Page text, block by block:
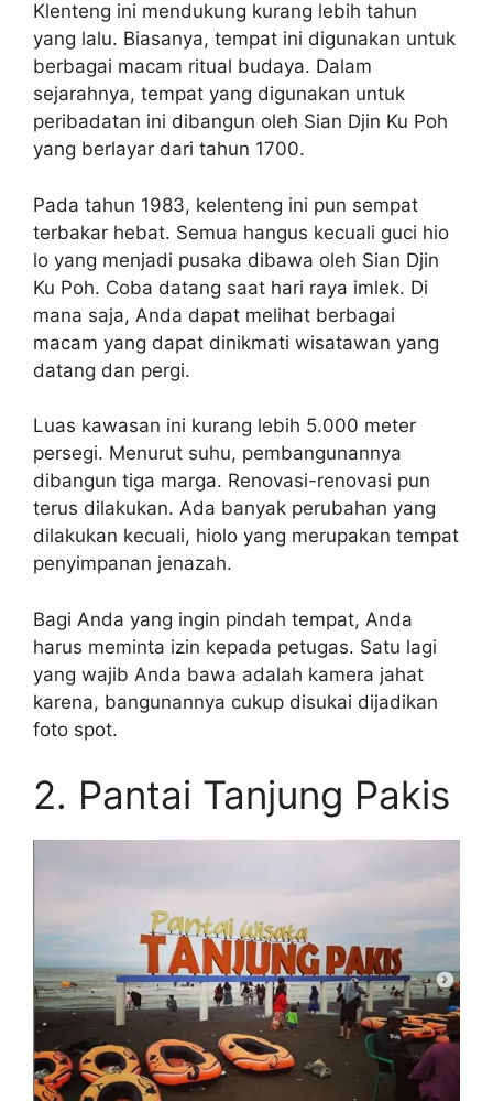
Klenteng ini mendukung kurang lebih tahun
yang lalu. Biasanya, tempat ini digunakan untuk
berbagai macam ritual budaya. Dalam
sejarahnya, tempat yang digunakan untuk
peribadatan ini dibangun oleh Sian Djin Ku Poh
yang berlayar dari tahun 1700.
Pada tahun 1983, kelenteng ini pun sempat
terbakar hebat. Semua hangus kecuali guci hio
lo yang menjadi pusaka dibawa oleh Sian Djin
Ku Poh. Coba datang saat hari raya imlek. Di
mana saja, Anda dapat melihat berbagai
macam yang dapat dinikmati wisatawan yang
datang dan pergi.
Luas kawasan ini kurang lebih 5.000 meter
persegi. Menurut suhu, pembangunannya
dibangun tiga marga. Renovasi-renovasi pun
terus dilakukan. Ada banyak perubahan yang
dilakukan kecuali, hiolo yang merupakan tempat
penyimpanan jenazah.
Bagi Anda yang ingin pindah tempat, Anda
harus meminta izin kepada petugas. Satu lagi
yang wajib Anda bawa adalah kamera jahat
karena, bangunannya cukup disukai dijadikan
foto spot.
2. Pantai Tanjung Pakis